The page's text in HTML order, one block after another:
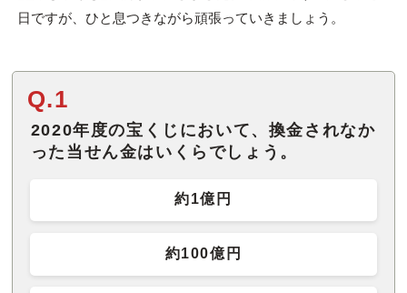
日ですが、ひと息つきながら頑張っていきましょう。
Q.1
2020年度の宝くじにおいて、換金されなか
った当せん金はいくらでしょう。
約1億円
約100億円